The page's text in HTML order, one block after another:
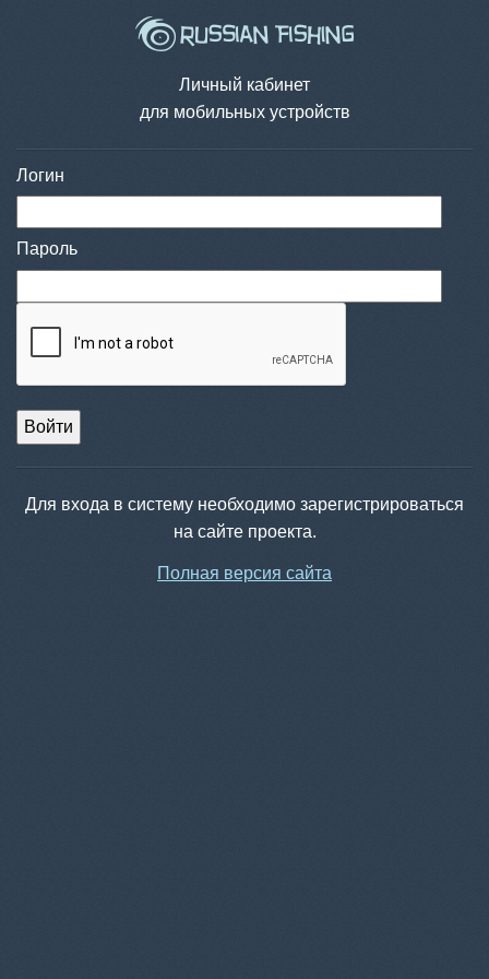
Личный кабинет
для мобильных устройств
Логин
Пароль
Войти
Для входа в систему необходимо зарегистрироваться
на сайте проекта.
Полная версия сайта